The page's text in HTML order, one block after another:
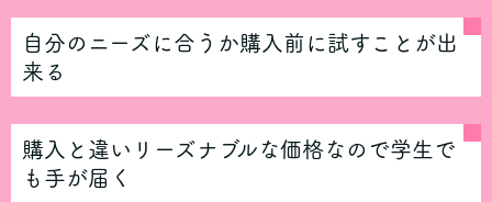
自分のニーズに合うか購入前に試すことが出
来る
購入と違いリーズナブルな価格なので学生で
も手が届く